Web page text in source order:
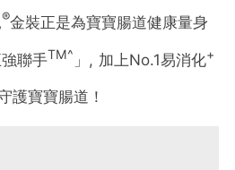
®金裝正是為寶寶腸道健康量身
聯手TM^ 」, 加上No.1易消化+
護寶寶腸道！